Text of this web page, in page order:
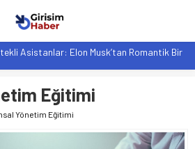
Tarzı: Şehir Değişiminin Nedenleri ve
Yeni Sosyal Bağlantılar
Belgeli Personel İstihdamı Neden Artık
Kalan F-35B: Jeopolitik Sonuçları
Eğitimi
Yönetim Eğitimi